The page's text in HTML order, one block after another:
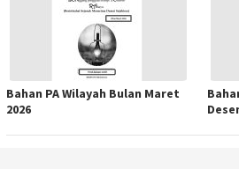
Bahan PA Wilayah Bulan Maret
2026